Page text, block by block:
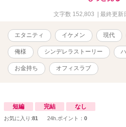
れったい大人ラブストーリー。
文字数 152,803 | 最終更
エタニティ イケメン 現代
俺様 シンデレラストーリー
お金持ち オフィスラブ
短編 完結 なし
お気に入り:81 24h.ポイント： 0